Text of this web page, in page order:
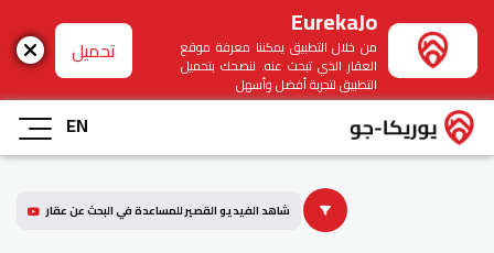
EurekaJo
من خلال التطبيق يمكننا معرفة موقع
العقار الذي تبحث عنه. ننصحك بتحميل
التطبيق لتجربة أفضل وأسهل
تحميل
EN
شاهد الفيديو القصير للمساعدة في البحث عن عقار